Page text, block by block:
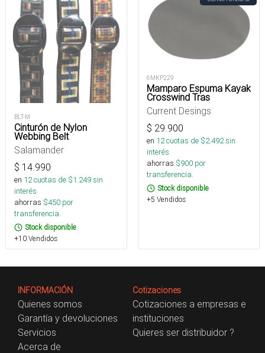
BLT-M
Cinturón de Nylon
Webbing Belt
Salamander
$ 14.990
en 12cuotas de $1.249sin
interés
ahorras $450 por
transferencia.
Stock disponible
+10 Vendidos
6MKP229
Mamparo Espuma Kayak
Crosswind Tras
Current Desings
$ 29.900
en 12cuotas de $2.492sin
interés
ahorras $900 por
transferencia.
Stock disponible
+5 Vendidos
INFORMACIÓN
Quienes somos
Garantía y devoluciones
Servicios
Acerca de
Cotizaciones
Cotizaciones a empresas e
instituciones
Quieres ser distribuidor ?